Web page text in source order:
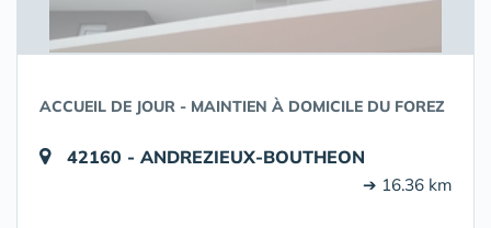
ACCUEIL DE JOUR - MAINTIEN À DOMICILE DU FOREZ
42160 - ANDREZIEUX-BOUTHEON
➔ 16.36 km